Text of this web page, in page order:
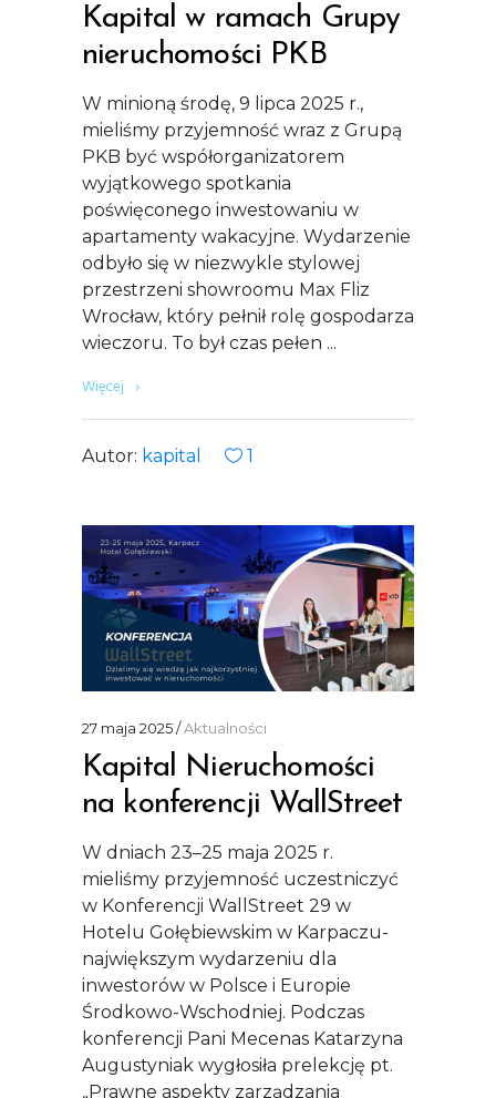
Kapital w ramach Grupy
nieruchomości PKB
W minioną środę, 9 lipca 2025 r.,
mieliśmy przyjemność wraz z Grupą
PKB być współorganizatorem
wyjątkowego spotkania
poświęconego inwestowaniu w
apartamenty wakacyjne. Wydarzenie
odbyło się w niezwykle stylowej
przestrzeni showroomu Max Fliz
Wrocław, który pełnił rolę gospodarza
wieczoru. To był czas pełen
Więcej
Autor: kapital 1
27 maja 2025 Aktualności
Kapital Nieruchomości
na konferencji WallStreet
W dniach 23–25 maja 2025 r.
mieliśmy przyjemność uczestniczyć
w Konferencji WallStreet 29 w
Hotelu Gołębiewskim w Karpaczu-
największym wydarzeniu dla
inwestorów w Polsce i Europie
Środkowo-Wschodniej. Podczas
konferencji Pani Mecenas Katarzyna
Augustyniak wygłosiła prelekcję pt.
„Prawne aspekty zarządzania